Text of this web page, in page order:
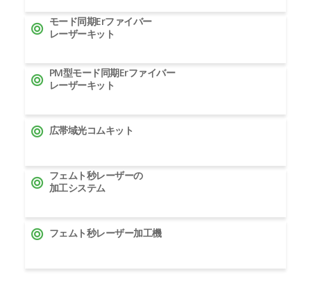
モード同期Erファイバー
レーザーキット
PM型モード同期Erファイバー
レーザーキット
広帯域光コムキット
フェムト秒レーザーの
加工システム
フェムト秒レーザー加工機